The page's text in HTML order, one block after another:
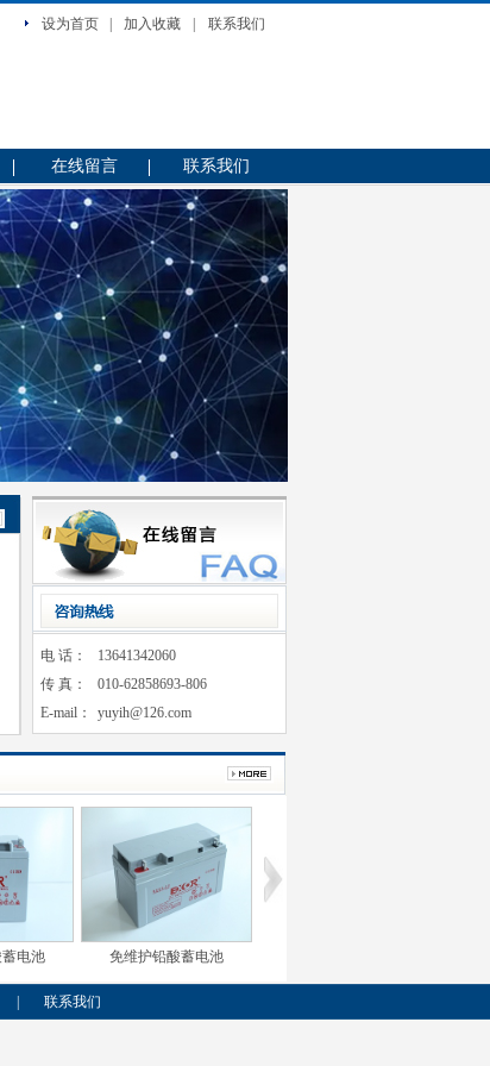
设为首页 加入收藏 联系我们
在线留言 联系我们
电 话：
13641342060
传 真：
010-62858693-806
E-mail：
yuyih@126.com
艾默生APM系列
联系我们